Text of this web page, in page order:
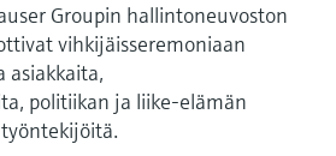
ja
prosessin
Groupin hallintoneuvoston
vihkijäisseremoniaan
asiakkaita,
politiikan ja liike-elämän